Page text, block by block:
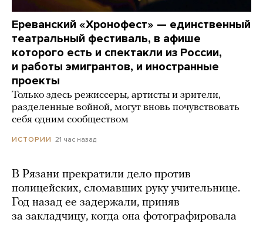
Ереванский «Хронофест» — единственный
театральный фестиваль, в афише
которого есть и спектакли из России,
и работы эмигрантов, и иностранные
проекты
Только здесь режиссеры, артисты и зрители,
разделенные войной, могут вновь почувствовать
себя одним сообществом
ИСТОРИИ 21 час назад
В Рязани прекратили дело против
полицейских, сломавших руку учительнице.
Год назад ее задержали, приняв
за закладчицу, когда она фотографировала